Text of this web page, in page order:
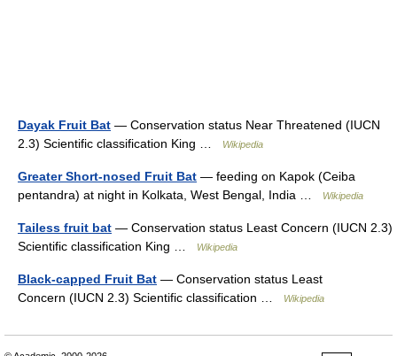
Dayak Fruit Bat — Conservation status Near Threatened (IUCN
2.3) Scientific classification King …
Wikipedia
Greater Short-nosed Fruit Bat — feeding on Kapok (Ceiba
pentandra) at night in Kolkata, West Bengal, India …
Wikipedia
Tailess fruit bat — Conservation status Least Concern (IUCN 2.3)
Scientific classification King …
Wikipedia
Black-capped Fruit Bat — Conservation status Least
Concern (IUCN 2.3) Scientific classification …
Wikipedia